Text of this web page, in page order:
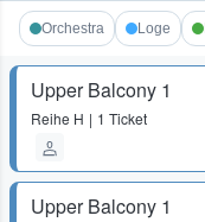
Orchestra Loge
Upper Balcony 1
Reihe H 1 Ticket
Upper Balcony 1